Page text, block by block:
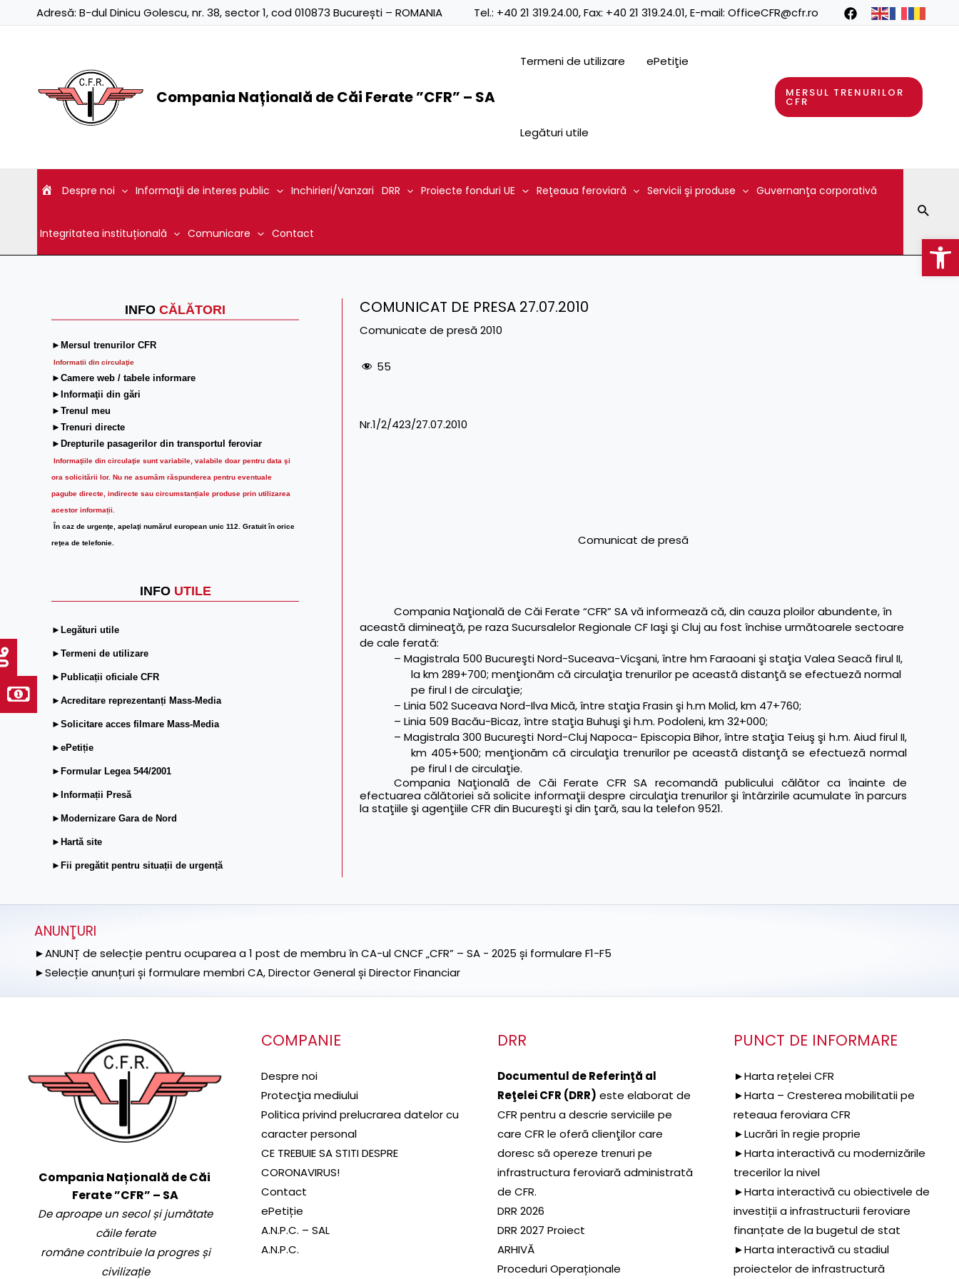
Adresă: B-dul Dinicu Golescu, nr. 38, sector 1, cod 010873 București – ROMANIA Tel.: +40 21 319.24.00, Fax: +40 21 319.24.01, E-mail: OfficeCFR@cfr.ro
Compania Națională de Căi Ferate ”CFR” – SA
Termeni de utilizare ePetiţie
Legături utile
MERSUL TRENURILOR
CFR
Despre noi Informaţii de interes public Inchirieri/Vanzari DRR Proiecte fonduri UE Reţeaua feroviară Servicii şi produse Guvernanţa corporativă
Integritatea instituțională Comunicare Contact
INFO CĂLĂTORI
►Mersul trenurilor CFR
Informatii din circulaţie
►Camere web / tabele informare
►Informaţii din gări
►Trenul meu
►Trenuri directe
►Drepturile pasagerilor din transportul feroviar
Informaţiile din circulaţie sunt variabile, valabile doar pentru data şi
ora solicitării lor. Nu ne asumăm răspunderea pentru eventuale
pagube directe, indirecte sau circumstanțiale produse prin utilizarea
acestor informații.
În caz de urgenţe, apelaţi numărul european unic 112. Gratuit în orice
reţea de telefonie.
INFO UTILE
►Legături utile
►Termeni de utilizare
►Publicații oficiale CFR
►Acreditare reprezentanți Mass-Media
►Solicitare acces filmare Mass-Media
►ePetiție
►Formular Legea 544/2001
►Informații Presă
►Modernizare Gara de Nord
►Hartă site
►Fii pregătit pentru situații de urgență
COMUNICAT DE PRESA 27.07.2010
Comunicate de presă 2010
55
Nr.1/2/423/27.07.2010
Comunicat de presă
Compania Naţională de Căi Ferate “CFR” SA vă informează că, din cauza ploilor abundente, în
această dimineaţă, pe raza Sucursalelor Regionale CF Iaşi şi Cluj au fost închise următoarele sectoare
de cale ferată:
– Magistrala 500 Bucureşti Nord-Suceava-Vicşani, între hm Faraoani şi staţia Valea Seacă firul II,
la km 289+700; menţionăm că circulaţia trenurilor pe această distanţă se efectueză normal
pe firul I de circulaţie;
– Linia 502 Suceava Nord-Ilva Mică, între staţia Frasin şi h.m Molid, km 47+760;
– Linia 509 Bacău-Bicaz, între staţia Buhuşi şi h.m. Podoleni, km 32+000;
– Magistrala 300 Bucureşti Nord-Cluj Napoca- Episcopia Bihor, între staţia Teiuş şi h.m. Aiud firul II,
km 405+500; menţionăm că circulaţia trenurilor pe această distanţă se efectueză normal
pe firul I de circulaţie.
Compania Naţională de Căi Ferate CFR SA recomandă publicului călător ca înainte de
efectuarea călătoriei să solicite informaţii despre circulaţia trenurilor şi întârzirile acumulate în parcurs
la staţiile şi agenţiile CFR din Bucureşti şi din ţară, sau la telefon 9521.
ANUNŢURI
►ANUNȚ de selecție pentru ocuparea a 1 post de membru în CA-ul CNCF „CFR” – SA - 2025 și formulare F1-F5
►Selecție anunțuri și formulare membri CA, Director General și Director Financiar
Compania Națională de Căi
Ferate ”CFR” – SA
De aproape un secol și jumătate
căile ferate
române contribuie la progres și
civilizație
COMPANIE
Despre noi
Protecţia mediului
Politica privind prelucrarea datelor cu
caracter personal
CE TREBUIE SA STITI DESPRE
CORONAVIRUS!
Contact
ePetiție
A.N.P.C. – SAL
A.N.P.C.
DRR
Documentul de Referinţă al
Reţelei CFR (DRR) este elaborat de
CFR pentru a descrie serviciile pe
care CFR le oferă clienţilor care
doresc să opereze trenuri pe
infrastructura feroviară administrată
de CFR.
DRR 2026
DRR 2027 Proiect
ARHIVĂ
Proceduri Operaționale
PUNCT DE INFORMARE
►Harta rețelei CFR
►Harta – Cresterea mobilitatii pe
reteaua feroviara CFR
►Lucrări în regie proprie
►Harta interactivă cu modernizările
trecerilor la nivel
►Harta interactivă cu obiectivele de
investiții a infrastructurii feroviare
finanțate de la bugetul de stat
►Harta interactivă cu stadiul
proiectelor de infrastructură